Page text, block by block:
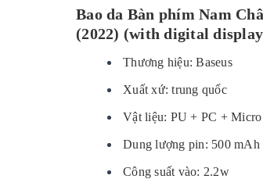
Bao da Bàn phím Nam
(2022) (with digital
Thương hiệu: Baseus
Xuất xứ: trung quốc
Vật liệu: PU + PC +
Dung lượng pin: 500 mAh
Công suất vào: 2.2w